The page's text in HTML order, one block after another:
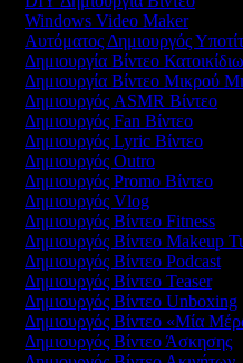
Windows Video Maker
Αυτόματος Δημιουργός
Δημιουργία Βίντεο
Δημιουργία Βίντεο Μικρού
Δημιουργός ASMR Βίντεο
Δημιουργός Fan Βίντεο
Δημιουργός Lyric Βίντεο
Δημιουργός Outro
Δημιουργός Promo Βίντεο
Δημιουργός Vlog
Δημιουργός Βίντεο Fitness
Δημιουργός Βίντεο Makeup
Δημιουργός Βίντεο Podcast
Δημιουργός Βίντεο Teaser
Δημιουργός Βίντεο Unboxing
Δημιουργός Βίντεο «Μία
Δημιουργός Βίντεο Άσκησης